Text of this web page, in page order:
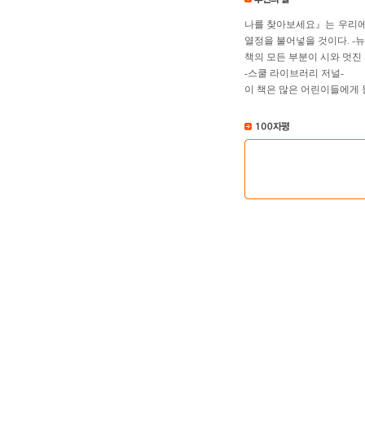
나를 찾아보세요』는 우리
열정을 불어넣을 것이다. -
책의 모든 부분이 시와 멋
-스쿨 라이브러리 저널-
이 책은 많은 어린이들에게